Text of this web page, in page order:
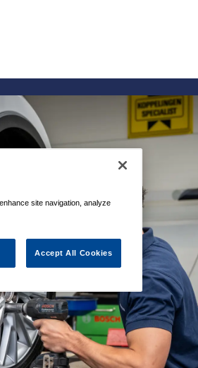
site navigation, analyze
Accept All Cookies